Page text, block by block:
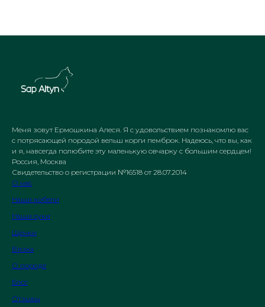
Меня зовут Ермошкина Алеся. Я с удовольствием познакомлю вас
с потрясающей породой вельш корги пемброк. Надеюсь, что вы, как
и я, навсегда полюбите эту маленькую овчарку с большим сердцем!
Россия, Москва
Свидетельство о регистрации №16518 от 28.07.2014
О нас
Наши кобели
Наши суки
Щенки
Вязка
О породе
Блог
Отзывы